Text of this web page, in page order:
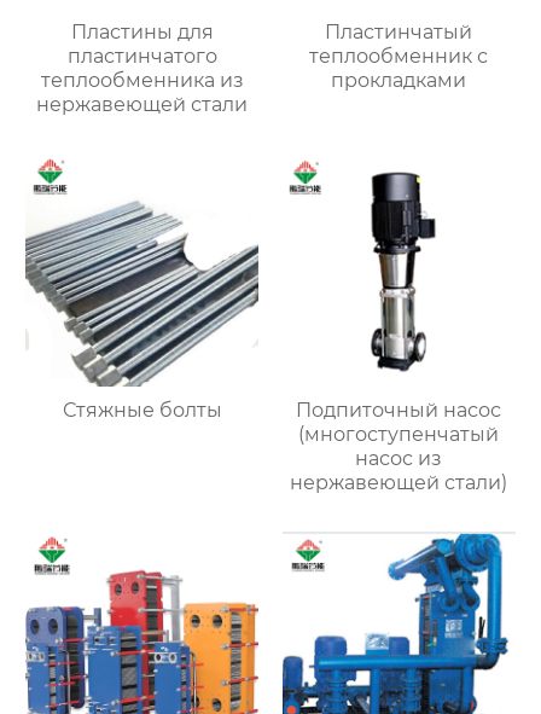
Пластины для
пластинчатого
теплообменника из
нержавеющей стали
Пластинчатый
теплообменник с
прокладками
Стяжные болты
Подпиточный насос
(многоступенчатый
насос из
нержавеющей стали)